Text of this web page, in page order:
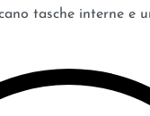
tasche interne e